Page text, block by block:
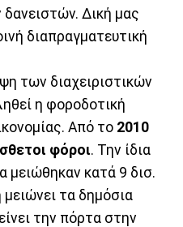
Δική μας
διαπραγματευτική
των διαχειριστικών
η φοροδοτική
Από το 2010
φόροι. Την ίδια
μειώθηκαν κατά 9 δισ.
τα δημόσια
την πόρτα στην